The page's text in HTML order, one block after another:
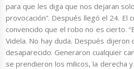
para que les diga que nos dejaran
provocación”. Después llegó el 24. El
convencido que el robo no es cierto.
Videla. No hay duda. Después dijeron
desaparecido. Generaron cualquier
se prendieron los milicos, la derecha y